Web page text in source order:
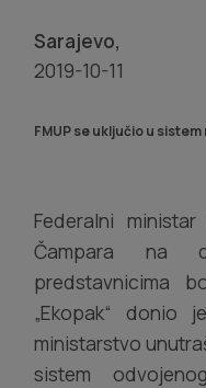
Sarajevo,
2019-10-11
FMUP se uključio u
Federalni
Čampara na
predstavnicima
„Ekopak“ donio
ministarstvo
sistem